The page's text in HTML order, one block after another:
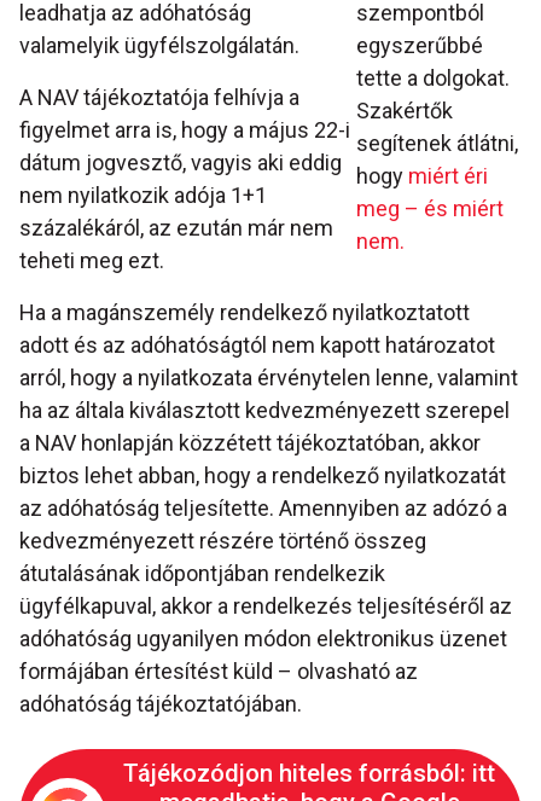
szempontból
egyszerűbbé
tette a dolgokat.
Szakértők
segítenek átlátni,
hogy miért éri
meg – és miért
nem.
leadhatja az adóhatóság
valamelyik ügyfélszolgálatán.
A NAV tájékoztatója felhívja a
figyelmet arra is, hogy a május 22-i
dátum jogvesztő, vagyis aki eddig
nem nyilatkozik adója 1+1
százalékáról, az ezután már nem
teheti meg ezt.
Ha a magánszemély rendelkező nyilatkoztatott
adott és az adóhatóságtól nem kapott határozatot
arról, hogy a nyilatkozata érvénytelen lenne, valamint
ha az általa kiválasztott kedvezményezett szerepel
a NAV honlapján közzétett tájékoztatóban, akkor
biztos lehet abban, hogy a rendelkező nyilatkozatát
az adóhatóság teljesítette. Amennyiben az adózó a
kedvezményezett részére történő összeg
átutalásának időpontjában rendelkezik
ügyfélkapuval, akkor a rendelkezés teljesítéséről az
adóhatóság ugyanilyen módon elektronikus üzenet
formájában értesítést küld – olvasható az
adóhatóság tájékoztatójában.
Tájékozódjon hiteles forrásból: itt